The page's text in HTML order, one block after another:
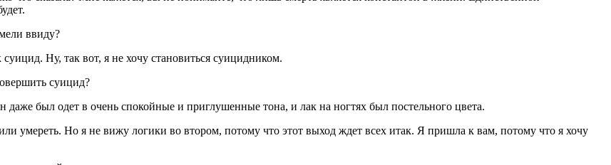
ввиду?
суицид. Ну, так вот, я не хочу становиться суицидником.
суицид?
был одет в очень спокойные и приглушенные тона, и лак на ногтях был постельного цвета.
умереть. Но я не вижу логики во втором, потому что этот выход ждет всех итак. Я пришла к вам, потому что я хочу